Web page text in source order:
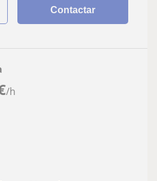
Contactar
/h